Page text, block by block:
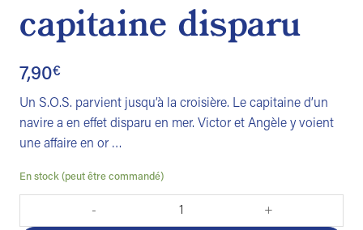
capitaine disparu
7,90€
Un S.O.S. parvient jusqu’à la croisière. Le capitaine d’un
navire a en effet disparu en mer. Victor et Angèle y voient
une affaire en or …
En stock (peut être commandé)
quantité de A bord du Mythic : le jumeau du Titanic. Vol. 5. Le